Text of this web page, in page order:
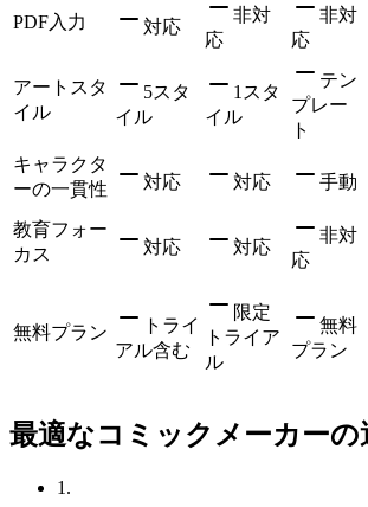
PDF入力 対応
非対
応
非対
応
アートスタ
イル
5スタ
イル
1スタ
イル
テン
プレー
ト
キャラクタ
ーの一貫性
対応 対応 手動
教育フォー
カス
対応 対応
非対
応
無料プラン
トライ
アル含む
限定
トライア
ル
無料
プラン
最適なコミックメーカーの
1 .